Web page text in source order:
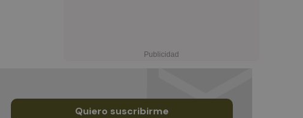
Quiero suscribirme